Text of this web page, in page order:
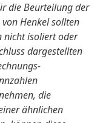
die Beurteilung der
Henkel sollten
nicht isoliert oder
dargestellten
die
ähnlichen